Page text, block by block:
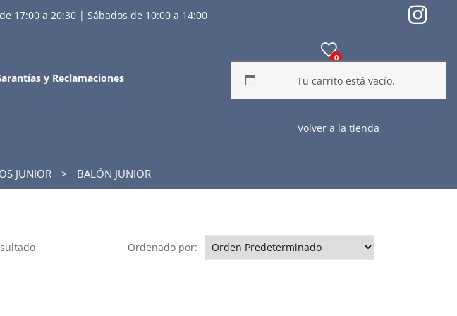
17:00 a 20:30 | Sábados de 10:00 a 14:00
y Reclamaciones
0
Tu carrito está vacío.
Volver a la tienda
JUNIOR BALÓN JUNIOR
Ordenado por: